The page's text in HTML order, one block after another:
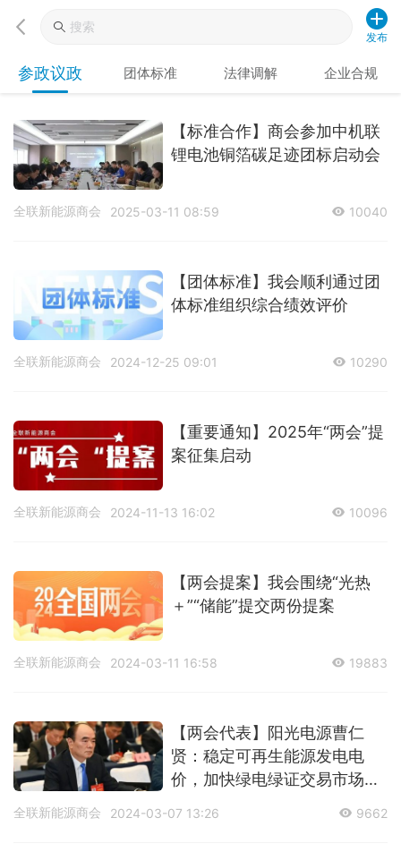
发布
参政议政 团体标准 法律调解 企业合规
【标准合作】商会参加中机联
锂电池铜箔碳足迹团标启动会
全联新能源商会 2025-03-11 08:59 10040
【团体标准】我会顺利通过团
体标准组织综合绩效评价
全联新能源商会 2024-12-25 09:01 10290
【重要通知】2025年“两会”提
案征集启动
全联新能源商会 2024-11-13 16:02 10096
【两会提案】我会围绕“光热
＋”“储能”提交两份提案
全联新能源商会 2024-03-11 16:58 19883
【两会代表】阳光电源曹仁
贤：稳定可再生能源发电电
价，加快绿电绿证交易市场建
全联新能源商会 2024-03-07 13:26 9662